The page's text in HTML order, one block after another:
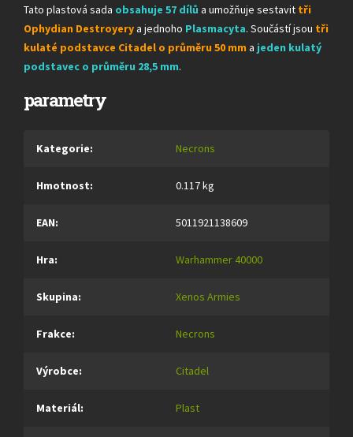
Tato plastová sada obsahuje 57 dílů a umožňuje sestavit tři
Ophydian Destroyerya jednoho Plasmacyta. Součástí jsou tři
kulaté podstavce Citadel o průměru 50 mm a jeden kulatý
podstavec o průměru 28,5 mm.
parametry
Kategorie: Necrons
Hmotnost: 0.117 kg
EAN: 5011921138609
Hra: Warhammer 40000
Skupina: Xenos Armies
Frakce: Necrons
Výrobce: Citadel
Materiál: Plast